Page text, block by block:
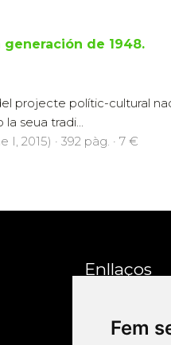
Fem
generación de 1948.
projecte polític-cultural
seua tradi...
2015) · 392 pàg. · 7 €
Enllaços
Programa